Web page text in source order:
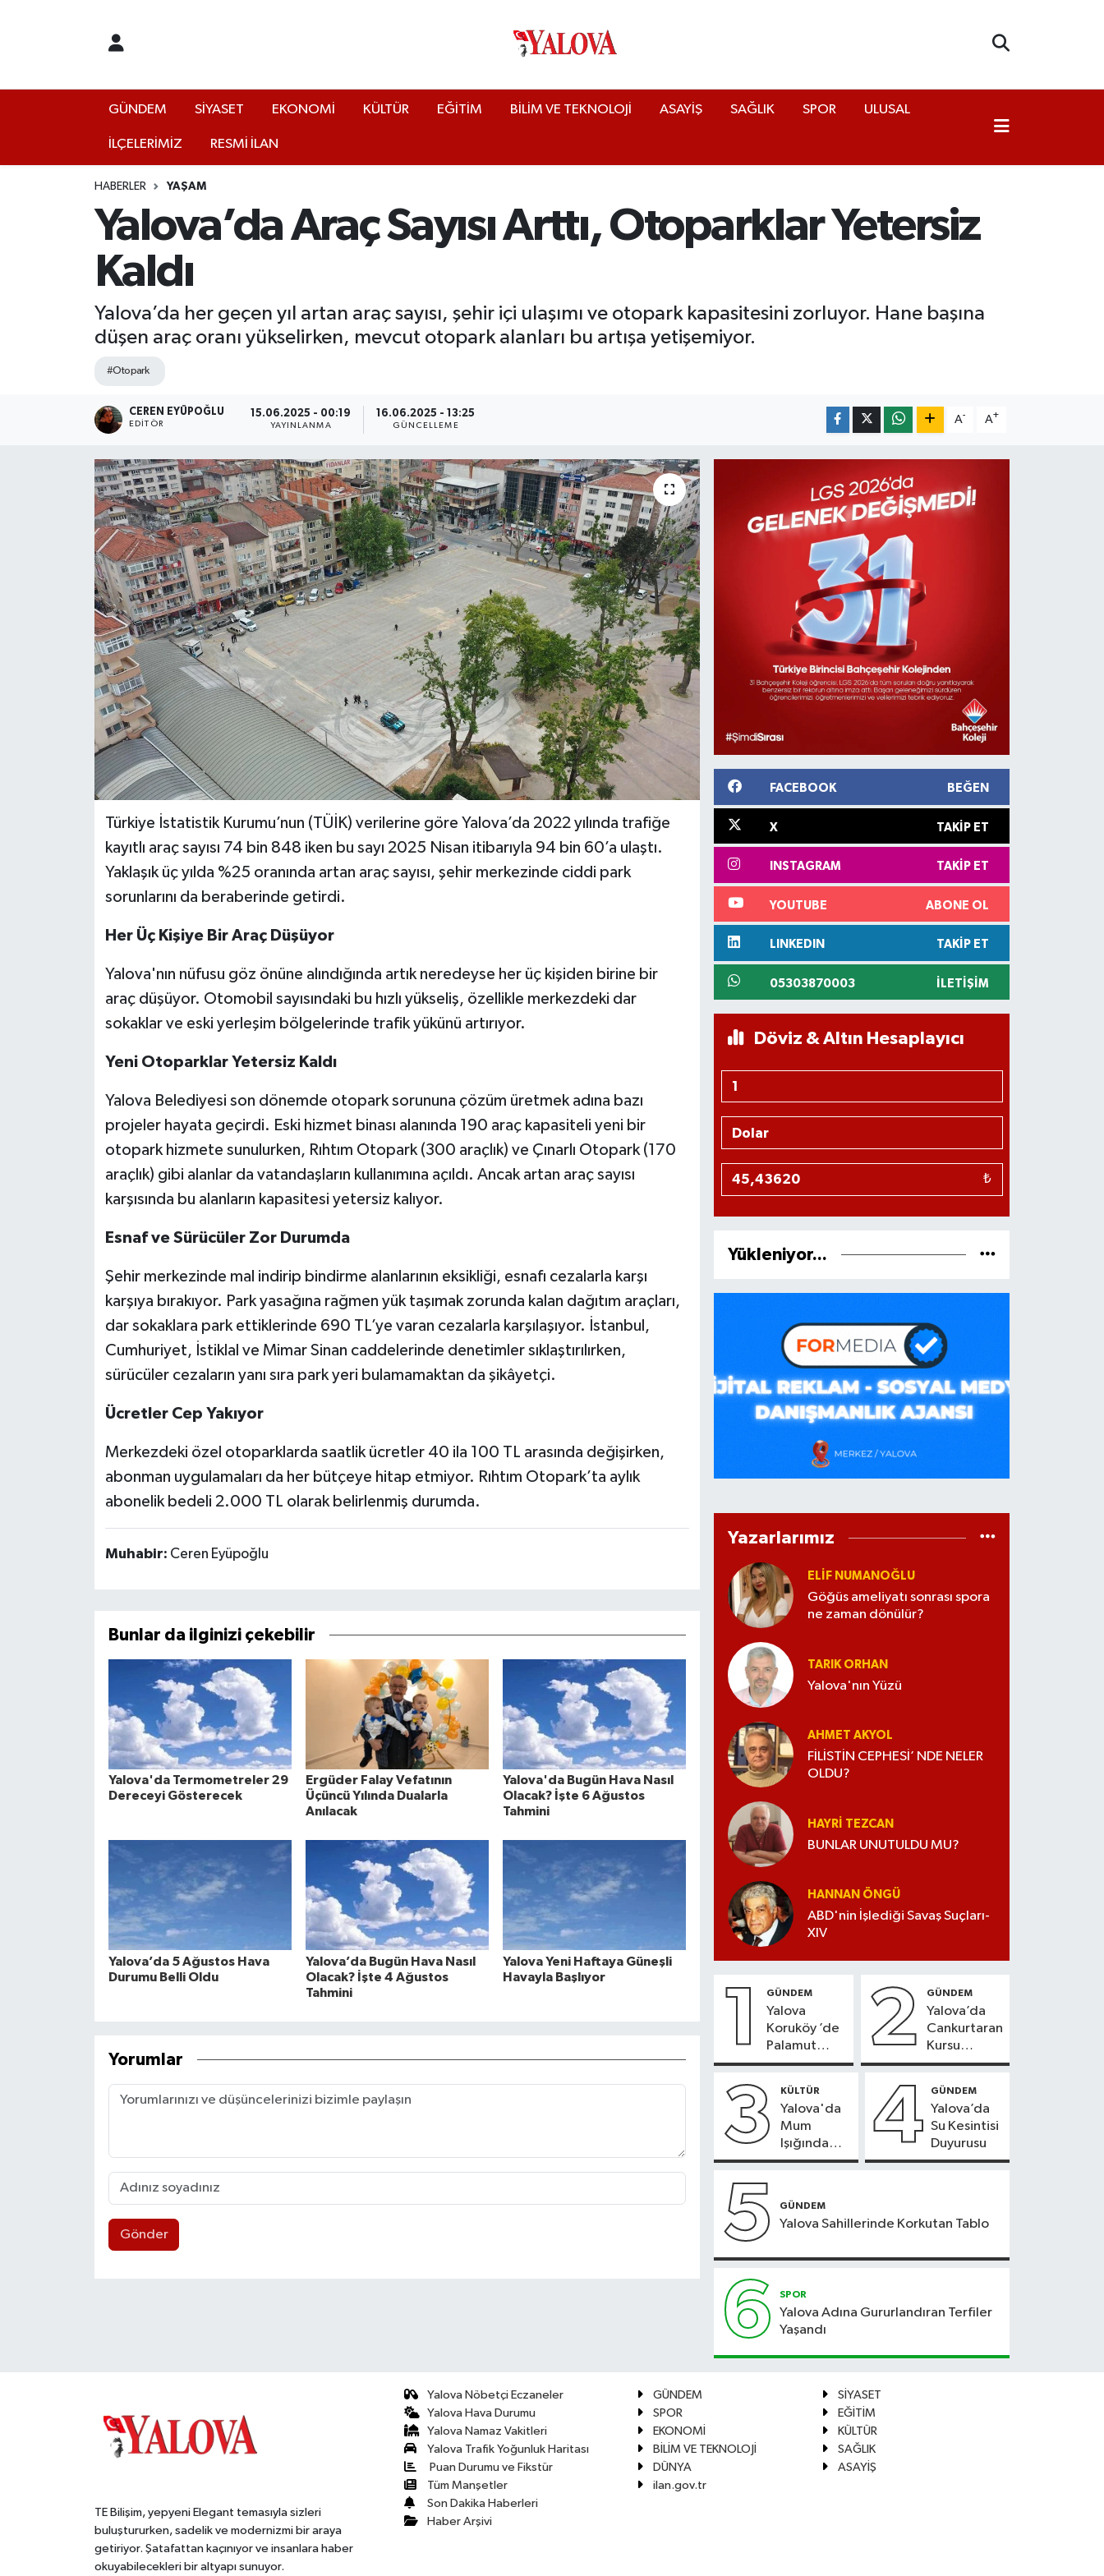
GÜNDEM SİYASET EKONOMİ KÜLTÜR EĞİTİM BİLİM VE TEKNOLOJİ ASAYİŞ SAĞLIK SPOR ULUSAL
İLÇELERİMİZ RESMİ İLAN
HABERLER YAŞAM
Yalova’da Araç Sayısı Arttı, Otoparklar Yetersiz
Kaldı
Yalova’da her geçen yıl artan araç sayısı, şehir içi ulaşımı ve otopark kapasitesini zorluyor. Hane başına
düşen araç oranı yükselirken, mevcut otopark alanları bu artışa yetişemiyor.
#Otopark
CEREN EYÜPOĞLU
EDITÖR
15.06.2025 - 00:19
YAYINLANMA
16.06.2025 - 13:25
GÜNCELLEME
A- A+
Türkiye İstatistik Kurumu’nun (TÜİK) verilerine göre Yalova’da 2022 yılında trafiğe
kayıtlı araç sayısı 74 bin 848 iken bu sayı 2025 Nisan itibarıyla 94 bin 60’a ulaştı.
Yaklaşık üç yılda %25 oranında artan araç sayısı, şehir merkezinde ciddi park
sorunlarını da beraberinde getirdi.
Her Üç Kişiye Bir Araç Düşüyor
Yalova'nın nüfusu göz önüne alındığında artık neredeyse her üç kişiden birine bir
araç düşüyor. Otomobil sayısındaki bu hızlı yükseliş, özellikle merkezdeki dar
sokaklar ve eski yerleşim bölgelerinde trafik yükünü artırıyor.
Yeni Otoparklar Yetersiz Kaldı
Yalova Belediyesi son dönemde otopark sorununa çözüm üretmek adına bazı
projeler hayata geçirdi. Eski hizmet binası alanında 190 araç kapasiteli yeni bir
otopark hizmete sunulurken, Rıhtım Otopark (300 araçlık) ve Çınarlı Otopark (170
araçlık) gibi alanlar da vatandaşların kullanımına açıldı. Ancak artan araç sayısı
karşısında bu alanların kapasitesi yetersiz kalıyor.
Esnaf ve Sürücüler Zor Durumda
Şehir merkezinde mal indirip bindirme alanlarının eksikliği, esnafı cezalarla karşı
karşıya bırakıyor. Park yasağına rağmen yük taşımak zorunda kalan dağıtım araçları,
dar sokaklara park ettiklerinde 690 TL’ye varan cezalarla karşılaşıyor. İstanbul,
Cumhuriyet, İstiklal ve Mimar Sinan caddelerinde denetimler sıklaştırılırken,
sürücüler cezaların yanı sıra park yeri bulamamaktan da şikâyetçi.
Ücretler Cep Yakıyor
Merkezdeki özel otoparklarda saatlik ücretler 40 ila 100 TL arasında değişirken,
abonman uygulamaları da her bütçeye hitap etmiyor. Rıhtım Otopark’ta aylık
abonelik bedeli 2.000 TL olarak belirlenmiş durumda.
Muhabir: Ceren Eyüpoğlu
Bunlar da ilginizi çekebilir
Yalova'da Termometreler 29
Dereceyi Gösterecek
Ergüder Falay Vefatının
Üçüncü Yılında Dualarla
Anılacak
Yalova'da Bugün Hava Nasıl
Olacak? İşte 6 Ağustos
Tahmini
Yalova’da 5 Ağustos Hava
Durumu Belli Oldu
Yalova’da Bugün Hava Nasıl
Olacak? İşte 4 Ağustos
Tahmini
Yalova Yeni Haftaya Güneşli
Havayla Başlıyor
Yorumlar
Gönder
FACEBOOK BEĞEN
X TAKIP ET
INSTAGRAM TAKIP ET
YOUTUBE ABONE OL
LINKEDIN TAKIP ET
05303870003 İLETIŞIM
Döviz & Altın Hesaplayıcı
₺
Yükleniyor...
Yazarlarımız
ELİF NUMANOĞLU
Göğüs ameliyatı sonrası spora
ne zaman dönülür?
TARIK ORHAN
Yalova'nın Yüzü
AHMET AKYOL
FİLİSTİN CEPHESİ’ NDE NELER
OLDU?
HAYRI TEZCAN
BUNLAR UNUTULDU MU?
HANNAN ÖNGÜ
ABD'nin İşlediği Savaş Suçları-
XIV
1 GÜNDEM
Yalova
Koruköy ’de
Palamut
Sezonu
2 GÜNDEM
Yalova’da
Cankurtaran
Kursu
Kayıtları
3 KÜLTÜR
Yalova'da
Mum
Işığında
Konser
4 GÜNDEM
Yalova’da
Su Kesintisi
Duyurusu
5 GÜNDEM
Yalova Sahillerinde Korkutan Tablo
6 SPOR
Yalova Adına Gururlandıran Terfiler
Yaşandı
TE Bilişim, yepyeni Elegant temasıyla sizleri
buluştururken, sadelik ve modernizmi bir araya
getiriyor. Şatafattan kaçınıyor ve insanlara haber
okuyabilecekleri bir altyapı sunuyor.
Yalova Nöbetçi Eczaneler
Yalova Hava Durumu
Yalova Namaz Vakitleri
Yalova Trafik Yoğunluk Haritası
Puan Durumu ve Fikstür
Tüm Manşetler
Son Dakika Haberleri
Haber Arşivi
GÜNDEM
SİYASET
SPOR
EĞİTİM
EKONOMİ
KÜLTÜR
BİLİM VE TEKNOLOJİ
SAĞLIK
DÜNYA
ASAYİŞ
ilan.gov.tr
EKONOMİ
KÜLTÜR
BİLİM VE TEKNOLOJİ
İLÇELERİMİZ
RESMİ İLAN
Yalova Hava Durumu
Yalova Namaz Vakitleri
Yalova Trafik Yoğunluk Haritası
Puan Durumu ve Fikstür
Tüm Manşetler
Son Dakika Haberleri